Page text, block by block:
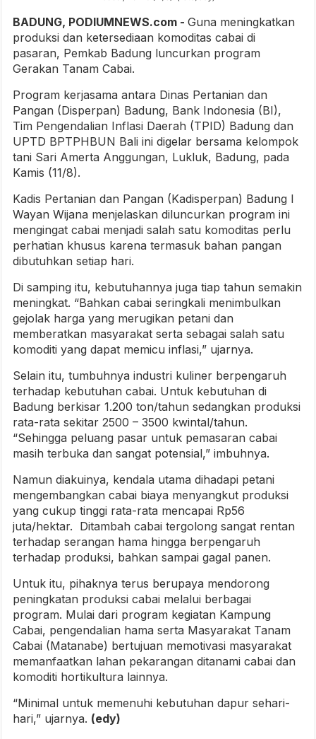
BADUNG, PODIUMNEWS.com - Guna meningkatkan
produksi dan ketersediaan komoditas cabai di
pasaran, Pemkab Badung luncurkan program
Gerakan Tanam Cabai.
Program kerjasama antara Dinas Pertanian dan
Pangan (Disperpan) Badung, Bank Indonesia (BI),
Tim Pengendalian Inflasi Daerah (TPID) Badung dan
UPTD BPTPHBUN Bali ini digelar bersama kelompok
tani Sari Amerta Anggungan, Lukluk, Badung, pada
Kamis (11/8).
Kadis Pertanian dan Pangan (Kadisperpan) Badung I
Wayan Wijana menjelaskan diluncurkan program ini
mengingat cabai menjadi salah satu komoditas perlu
perhatian khusus karena termasuk bahan pangan
dibutuhkan setiap hari.
Di samping itu, kebutuhannya juga tiap tahun semakin
meningkat. “Bahkan cabai seringkali menimbulkan
gejolak harga yang merugikan petani dan
memberatkan masyarakat serta sebagai salah satu
komoditi yang dapat memicu inflasi,” ujarnya.
Selain itu, tumbuhnya industri kuliner berpengaruh
terhadap kebutuhan cabai. Untuk kebutuhan di
Badung berkisar 1.200 ton/tahun sedangkan produksi
rata-rata sekitar 2500 – 3500 kwintal/tahun.
“Sehingga peluang pasar untuk pemasaran cabai
masih terbuka dan sangat potensial,” imbuhnya.
Namun diakuinya, kendala utama dihadapi petani
mengembangkan cabai biaya menyangkut produksi
yang cukup tinggi rata-rata mencapai Rp56
juta/hektar. Ditambah cabai tergolong sangat rentan
terhadap serangan hama hingga berpengaruh
terhadap produksi, bahkan sampai gagal panen.
Untuk itu, pihaknya terus berupaya mendorong
peningkatan produksi cabai melalui berbagai
program. Mulai dari program kegiatan Kampung
Cabai, pengendalian hama serta Masyarakat Tanam
Cabai (Matanabe) bertujuan memotivasi masyarakat
memanfaatkan lahan pekarangan ditanami cabai dan
komoditi hortikultura lainnya.
“Minimal untuk memenuhi kebutuhan dapur sehari-
hari,” ujarnya. (edy)